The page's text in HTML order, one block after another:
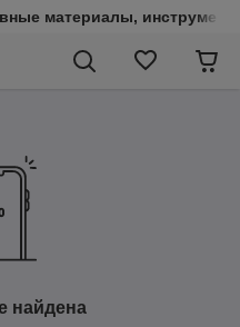
материалы, инструмент,
найдена